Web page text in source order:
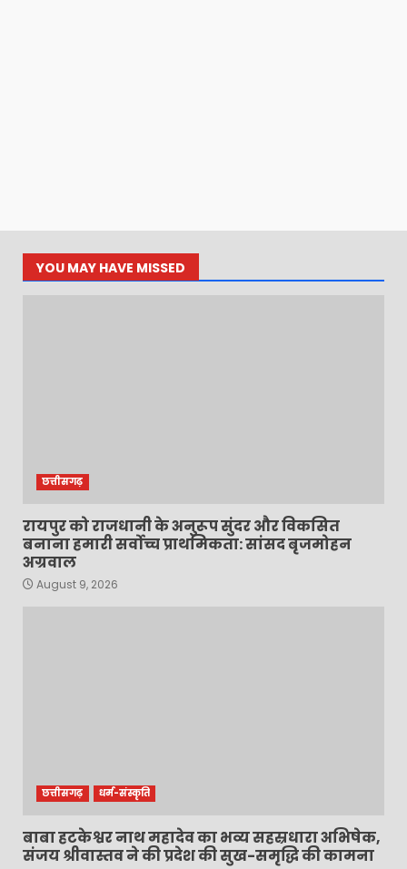
YOU MAY HAVE MISSED
छत्तीसगढ़
रायपुर को राजधानी के अनुरूप सुंदर और विकसित
बनाना हमारी सर्वोच्च प्राथमिकता: सांसद बृजमोहन
अग्रवाल
August 9, 2026
छत्तीसगढ़ धर्म-संस्कृति
बाबा हटकेश्वर नाथ महादेव का भव्य सहस्रधारा अभिषेक,
संजय श्रीवास्तव ने की प्रदेश की सुख-समृद्धि की कामना